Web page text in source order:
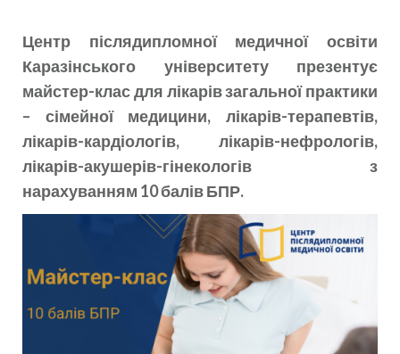
Центр післядипломної медичної освіти
Каразінського університету презентує
майстер-клас для лікарів загальної практики
– сімейної медицини, лікарів-терапевтів,
лікарів-кардіологів, лікарів-нефрологів,
лікарів-акушерів-гінекологів з
нарахуванням 10 балів БПР.